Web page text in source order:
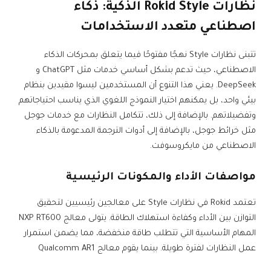
نظارات Rokid Style الذكية: ذكاء
اصطناعي متعدد الاستخدامات
تتبنى نظارات Style نهجًا مفتوحًا فيما يتعلق بمحركات الذكاء
الاصطناعي، حيث تدعم بشكل أساسي خدمات مثل ChatGPT و
DeepSeek. يعني هذا التنوع أن المستخدمين ليسوا مقيدين بنظام
بيئي واحد، بل يمكنهم اختيار النموذج اللغوي الذي يناسب احتياجاتهم
وتفضيلاتهم. بالإضافة إلى ذلك، تتكامل النظارات مع خدمات جوجل
مثل خرائط جوجل، بالإضافة إلى أدوات الترجمة المدعومة بالذكاء
الاصطناعي من مايكروسوفت.
مواصفات الأداء والمكونات الرئيسية
تعتمد Rokid في نظارات Style على معالجين رئيسيين لتحقيق
التوازن بين الأداء وكفاءة استهلاك الطاقة. يتولى معالج NXP RT600
المهام الأساسية التي تتطلب طاقة منخفضة، مما يضمن استمرار
عمل النظارات لفترة طويلة. بينما يقوم معالج Qualcomm AR1